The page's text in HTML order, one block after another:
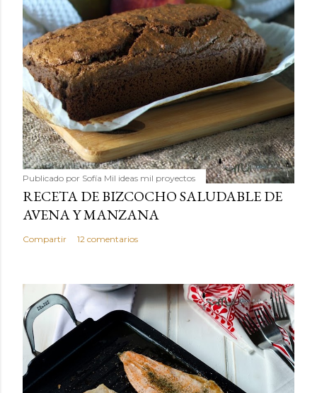
Publicado por Sofía Mil ideas mil proyectos
RECETA DE BIZCOCHO SALUDABLE DE
AVENA Y MANZANA
Compartir 12 comentarios